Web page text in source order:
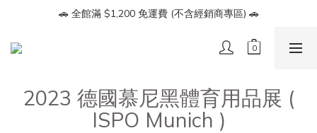
🔥【會員募集】加入LINE好友即享 $100 折價券🔥
🚗 全館滿 $1,200 免運費 (不含經銷商專區) 🚗
🔥【會員募集】加入LINE好友即享 $100 折價券🔥
2023 德國慕尼黑體育用品展 (
ISPO Munich )